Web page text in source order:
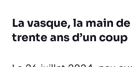
La vasque, la main
trente ans d’un coup